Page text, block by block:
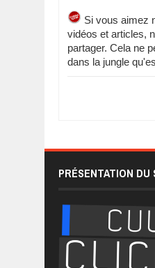
Si vous aimez
vidéos et articles,
partager. Cela ne
dans la jungle
PRÉSENTATION DU